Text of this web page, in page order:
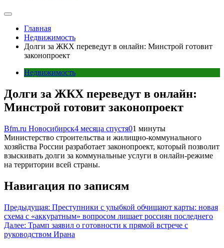
Главная
Недвижимость
Долги за ЖКХ переведут в онлайн: Минстрой готовит
законопроект
Недвижимость
Долги за ЖКХ переведут в онлайн:
Минстрой готовит законопроект
Bfm.ru Новосибирск4 месяца спустя01 минуты
Министерство строительства и жилищно-коммунального
хозяйства России разработает законопроект, который позволит
взыскивать долги за коммунальные услуги в онлайн-режиме
на территории всей страны.
Навигация по записям
Предыдущая: Преступники с улыбкой обчищают карты: новая
схема с «аккуратным» вопросом лишает россиян последнего
Далее: Трамп заявил о готовности к прямой встрече с
руководством Ирана